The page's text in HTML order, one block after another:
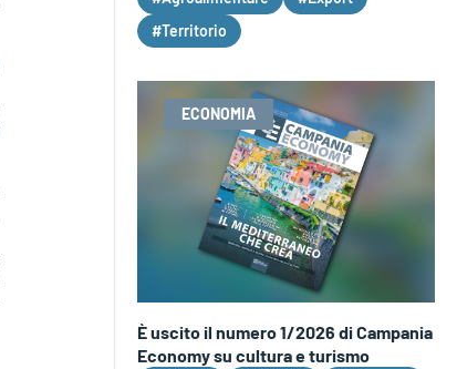
#Territorio
ECONOMIA
È uscito il numero 1/2026 di Campania
Economy su cultura e turismo